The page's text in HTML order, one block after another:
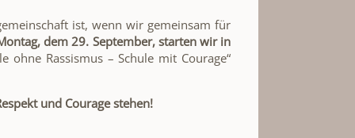
ist, wenn wir gemeinsam für
dem 29. September, starten wir in
Rassismus – Schule mit Courage“
und Courage stehen!